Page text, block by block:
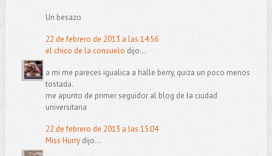
Un besazo
22 de febrero de 2013 a las 14:56
el chico de la consuelo dijo...
a mi me pareces igualica a halle berry, quiza un poco menos
tostada.
me apunto de primer seguidor al blog de la ciudad
universitaria
22 de febrero de 2013 a las 15:04
Miss Hurrydijo...